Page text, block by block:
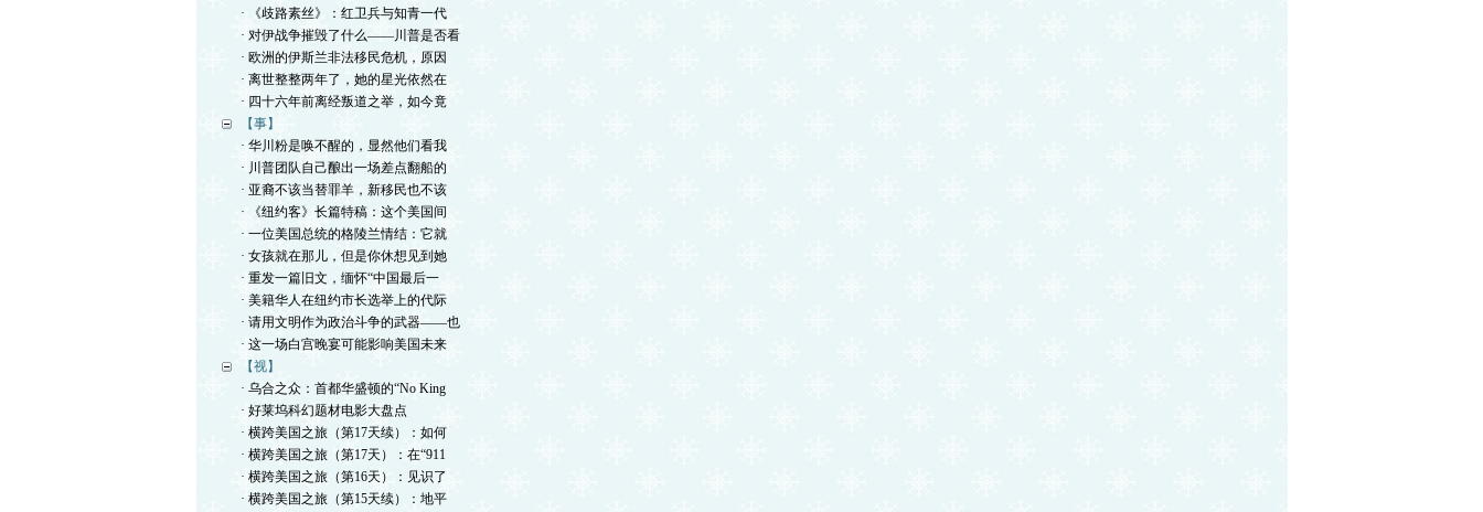
· 《歧路素丝》：红卫兵与知青一代
· 对伊战争摧毁了什么——川普是否看
· 欧洲的伊斯兰非法移民危机，原因
· 离世整整两年了，她的星光依然在
· 四十六年前离经叛道之举，如今竟
【事】
· 华川粉是唤不醒的，显然他们看我
· 川普团队自己酿出一场差点翻船的
· 亚裔不该当替罪羊，新移民也不该
· 《纽约客》长篇特稿：这个美国间
· 一位美国总统的格陵兰情结：它就
· 女孩就在那儿，但是你休想见到她
· 重发一篇旧文，缅怀“中国最后一
· 美籍华人在纽约市长选举上的代际
· 请用文明作为政治斗争的武器——也
· 这一场白宫晚宴可能影响美国未来
【视】
· 乌合之众：首都华盛顿的“No King
· 好莱坞科幻题材电影大盘点
· 横跨美国之旅（第17天续）：如何
· 横跨美国之旅（第17天）：在“911
· 横跨美国之旅（第16天）：见识了
· 横跨美国之旅（第15天续）：地平